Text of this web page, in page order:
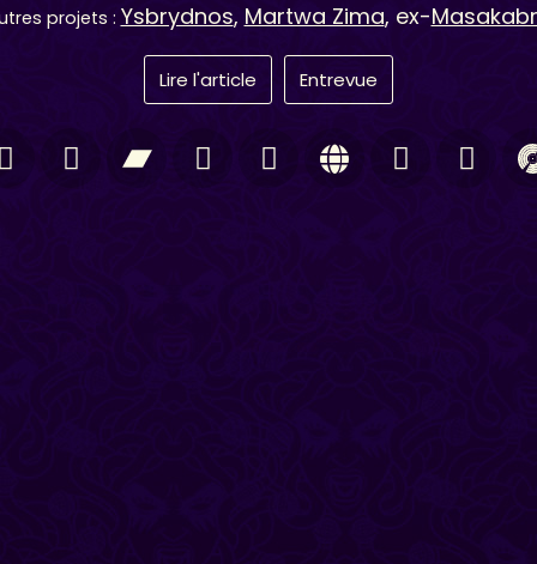
projets : Ysbrydnos, Martwa Zima, ex-
Lire l'article Entrevue